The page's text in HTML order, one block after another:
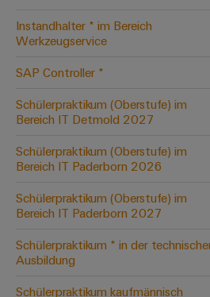
Kabelkonfektionierung
Instandhalter * im Bereich
Werkzeugservice
SAP Controller *
Schülerpraktikum (Oberstufe) im
Bereich IT Detmold 2027
Schülerpraktikum (Oberstufe) im
Bereich IT Paderborn 2026
Schülerpraktikum (Oberstufe) im
Bereich IT Paderborn 2027
Schülerpraktikum * in der
Ausbildung
Schülerpraktikum kaufmännisch